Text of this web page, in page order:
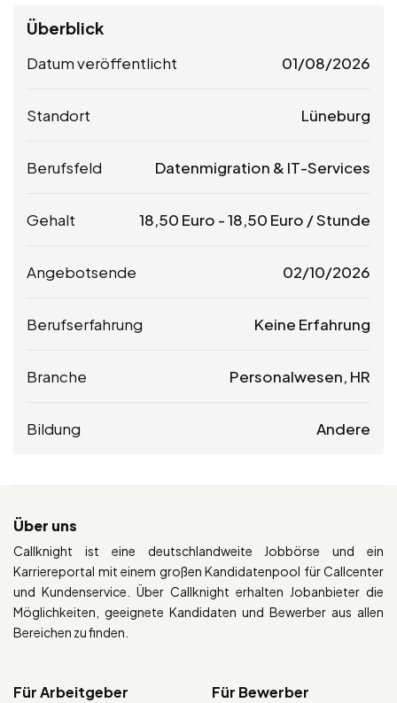
Überblick
Datum veröffentlicht 01/08/2026
Standort Lüneburg
Berufsfeld Datenmigration & IT-Services
Gehalt 18,50 Euro -18,50 Euro / Stunde
Angebotsende 02/10/2026
Berufserfahrung Keine Erfahrung
Branche Personalwesen, HR
Bildung Andere
Über uns
Callknight ist eine deutschlandweite Jobbörse und ein
Karriereportal mit einem großen Kandidatenpool für Callcenter
und Kundenservice. Über Callknight erhalten Jobanbieter die
Möglichkeiten, geeignete Kandidaten und Bewerber aus allen
Bereichen zu finden.
Für Arbeitgeber Für Bewerber